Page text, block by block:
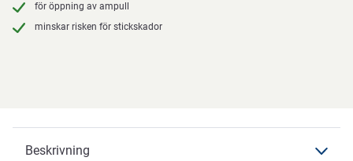
för öppning av ampull
minskar risken för stickskador
Beskrivning